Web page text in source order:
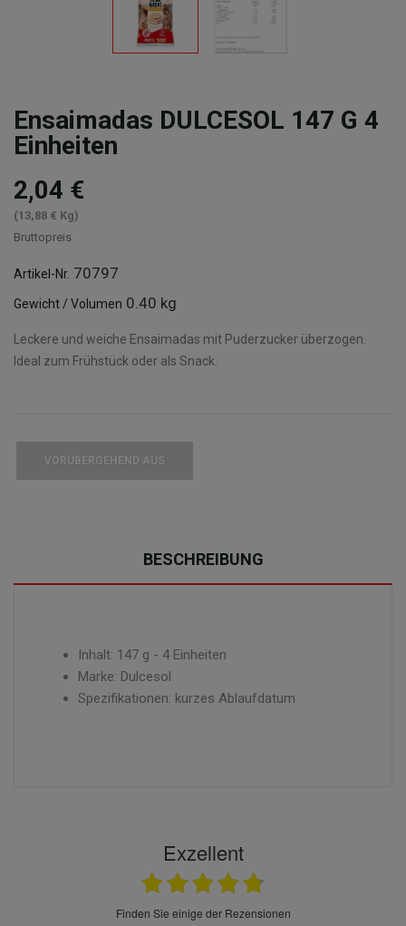
Ensaimadas DULCESOL 147 G 4
Einheiten
2,04 €
(13,88 € Kg)
Bruttopreis
Artikel-Nr. 70797
Gewicht / Volumen 0.40 kg
Leckere und weiche Ensaimadas mit Puderzucker überzogen.
Ideal zum Frühstück oder als Snack.
VORÜBERGEHEND AUS
BESCHREIBUNG
Inhalt: 147 g - 4 Einheiten
Marke: Dulcesol
Spezifikationen: kurzes Ablaufdatum
Exzellent
finden Sie einige der Rezensionen